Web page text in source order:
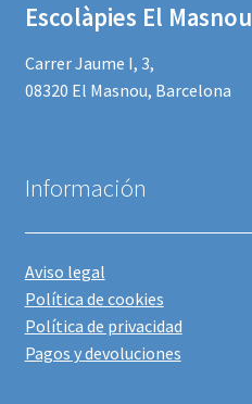
Escolàpies El Masnou
Carrer Jaume I, 3,
08320 El Masnou, Barcelona
Información
Aviso legal
Política de cookies
Política de privacidad
Pagos y devoluciones